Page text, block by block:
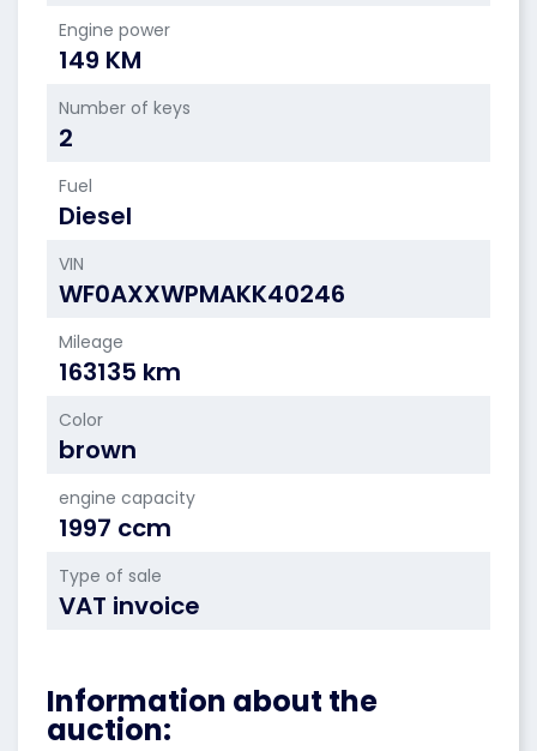
Engine power
149 KM
Number of keys
2
Fuel
Diesel
VIN
WF0AXXWPMAKK40246
Mileage
163135 km
Color
brown
engine capacity
1997 ccm
Type of sale
VAT invoice
Information about the
auction: